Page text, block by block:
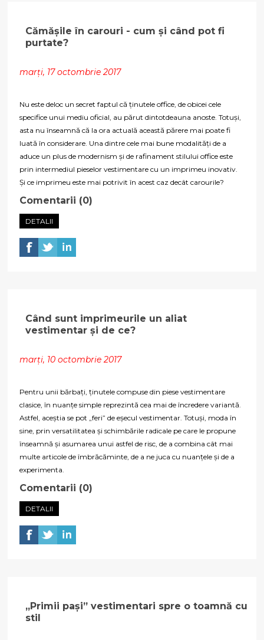
Cămășile în carouri - cum și când pot fi
purtate?
marți, 17 octombrie 2017
Nu este deloc un secret faptul că ținutele office, de obicei cele
specifice unui mediu oficial, au părut dintotdeauna anoste. Totuși,
asta nu înseamnă că la ora actuală această părere mai poate fi
luată în considerare. Una dintre cele mai bune modalități de a
aduce un plus de modernism și de rafinament stilului office este
prin intermediul pieselor vestimentare cu un imprimeu inovativ.
Și ce imprimeu este mai potrivit în acest caz decât carourile?
Comentarii (0)
DETALII
Când sunt imprimeurile un aliat
vestimentar și de ce?
marți, 10 octombrie 2017
Pentru unii bărbați, ținutele compuse din piese vestimentare
clasice, în nuanțe simple reprezintă cea mai de încredere variantă.
Astfel, aceștia se pot „feri” de eșecul vestimentar. Totuși, moda în
sine, prin versatilitatea și schimbările radicale pe care le propune
înseamnă și asumarea unui astfel de risc, de a combina cât mai
multe articole de îmbrăcăminte, de a ne juca cu nuanțele și de a
experimenta.
Comentarii (0)
DETALII
„Primii pași” vestimentari spre o toamnă cu
stil